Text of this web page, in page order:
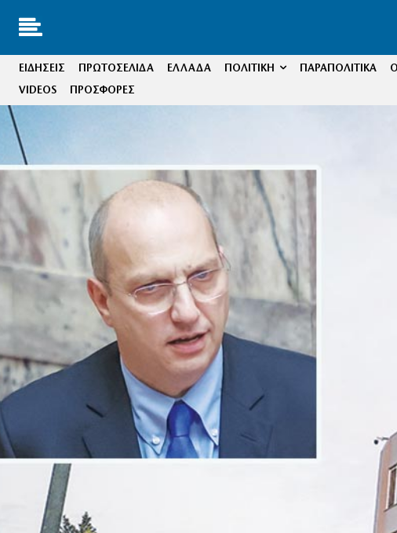
ΕΙΔΗΣΕΙΣ ΠΡΩΤΟΣΕΛΙΔΑ ΕΛΛΑΔΑ ΠΟΛΙΤΙΚΗ ΠΑΡΑΠΟΛΙΤΙΚΑ
VIDEOS
ΠΡΟΣΦΟΡΕΣ